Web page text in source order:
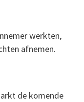
werkten,
afnemen.
de komende